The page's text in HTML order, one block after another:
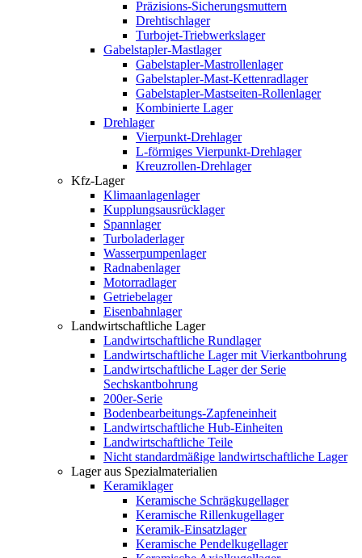
Präzisions-Sicherungsmuttern
Drehtischlager
Turbojet-Triebwerkslager
Gabelstapler-Mastlager
Gabelstapler-Mastrollenlager
Gabelstapler-Mast-Kettenradlager
Gabelstapler-Mastseiten-Rollenlager
Kombinierte Lager
Drehlager
Vierpunkt-Drehlager
L-förmiges Vierpunkt-Drehlager
Kreuzrollen-Drehlager
Kfz-Lager
Klimaanlagenlager
Kupplungsausrücklager
Spannlager
Turboladerlager
Wasserpumpenlager
Radnabenlager
Motorradlager
Getriebelager
Eisenbahnlager
Landwirtschaftliche Lager
Landwirtschaftliche Rundlager
Landwirtschaftliche Lager mit Vierkantbohrung
Landwirtschaftliche Lager der Serie
Sechskantbohrung
200er-Serie
Bodenbearbeitungs-Zapfeneinheit
Landwirtschaftliche Hub-Einheiten
Landwirtschaftliche Teile
Nicht standardmäßige landwirtschaftliche Lager
Lager aus Spezialmaterialien
Keramiklager
Keramische Schrägkugellager
Keramische Rillenkugellager
Keramik-Einsatzlager
Keramische Pendelkugellager